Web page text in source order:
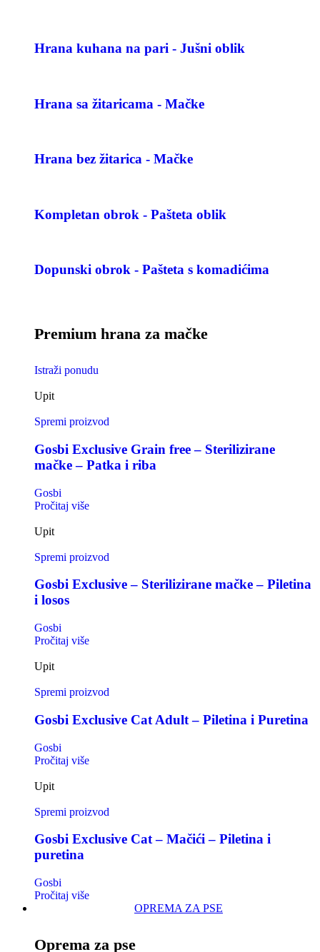
Hrana kuhana na pari - Jušni oblik
Hrana sa žitaricama - Mačke
Hrana bez žitarica - Mačke
Kompletan obrok - Pašteta oblik
Dopunski obrok - Pašteta s komadićima
Premium hrana za mačke
Istraži ponudu
Upit
Spremi proizvod
Gosbi Exclusive Grain free – Sterilizirane
mačke – Patka i riba
Gosbi
Pročitaj više
Upit
Spremi proizvod
Gosbi Exclusive – Sterilizirane mačke – Piletina
i losos
Gosbi
Pročitaj više
Upit
Spremi proizvod
Gosbi Exclusive Cat Adult – Piletina i Puretina
Gosbi
Pročitaj više
Upit
Spremi proizvod
Gosbi Exclusive Cat – Mačići – Piletina i
puretina
Gosbi
Pročitaj više
OPREMA ZA PSE
Oprema za pse